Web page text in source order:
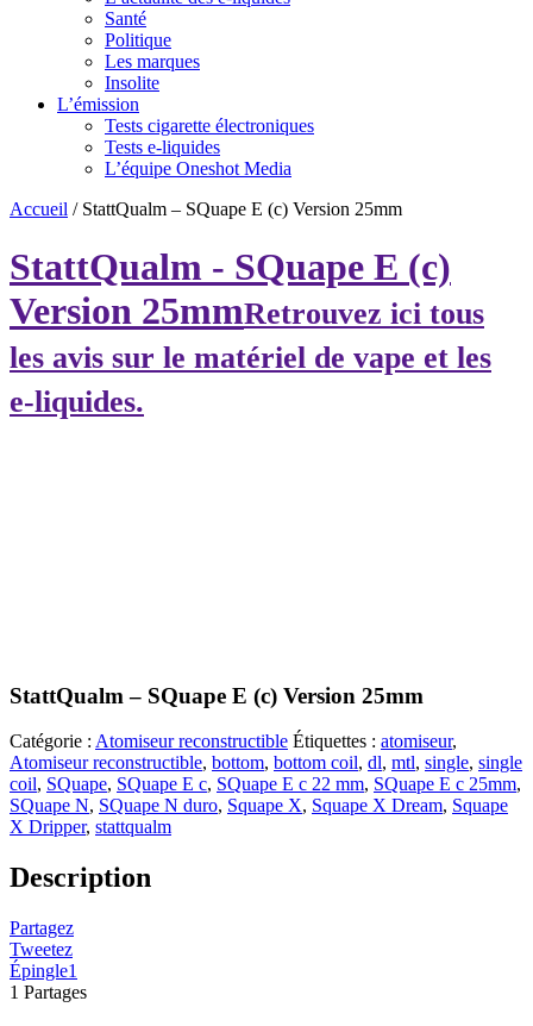
Santé
Politique
Les marques
Insolite
L’émission
Tests cigarette électroniques
Tests e-liquides
L’équipe Oneshot Media
Accueil / StattQualm – SQuape E (c) Version 25mm
StattQualm - SQuape E (c)
Version 25mmRetrouvez ici tous
les avis sur le matériel de vape et les
e-liquides.
StattQualm – SQuape E (c) Version 25mm
Catégorie : Atomiseur reconstructible Étiquettes : atomiseur,
Atomiseur reconstructible, bottom, bottom coil, dl, mtl, single, single
coil, SQuape, SQuape E c, SQuape E c 22 mm, SQuape E c 25mm,
SQuape N, SQuape N duro, Squape X, Squape X Dream, Squape
X Dripper, stattqualm
Description
Partagez
Tweetez
Épingle1
1 Partages